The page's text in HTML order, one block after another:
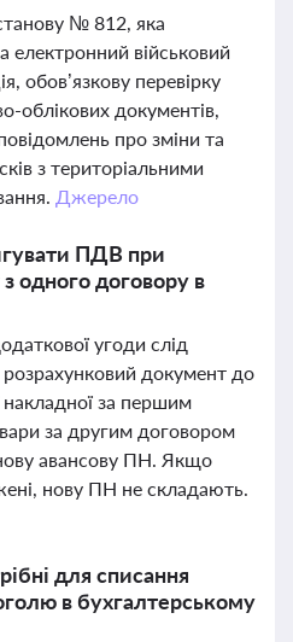
№ 812, яка
електронний військовий
обов’язкову перевірку
облікових документів,
про зміни та
з територіальними
Джерело
ПДВ при
з одного договору в
угоди слід
документ до
накладної за першим
за другим договором
авансову ПН. Якщо
нову ПН не складають.
для списання
в бухгалтерському